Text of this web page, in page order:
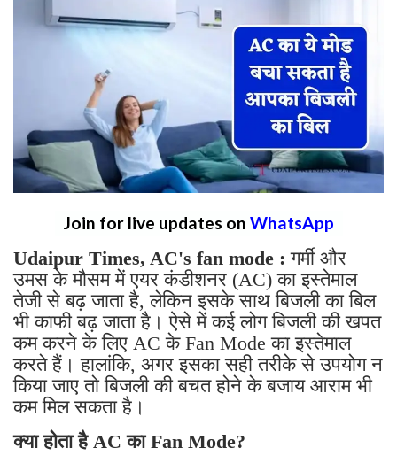
Join for live updates on WhatsApp
Udaipur Times, AC's fan mode : गर्मी और
उमस के मौसम में एयर कंडीशनर (AC) का इस्तेमाल
तेजी से बढ़ जाता है, लेकिन इसके साथ बिजली का बिल
भी काफी बढ़ जाता है। ऐसे में कई लोग बिजली की खपत
कम करने के लिए AC के Fan Mode का इस्तेमाल
करते हैं। हालांकि, अगर इसका सही तरीके से उपयोग न
किया जाए तो बिजली की बचत होने के बजाय आराम भी
कम मिल सकता है।
क्या होता है AC का Fan Mode?